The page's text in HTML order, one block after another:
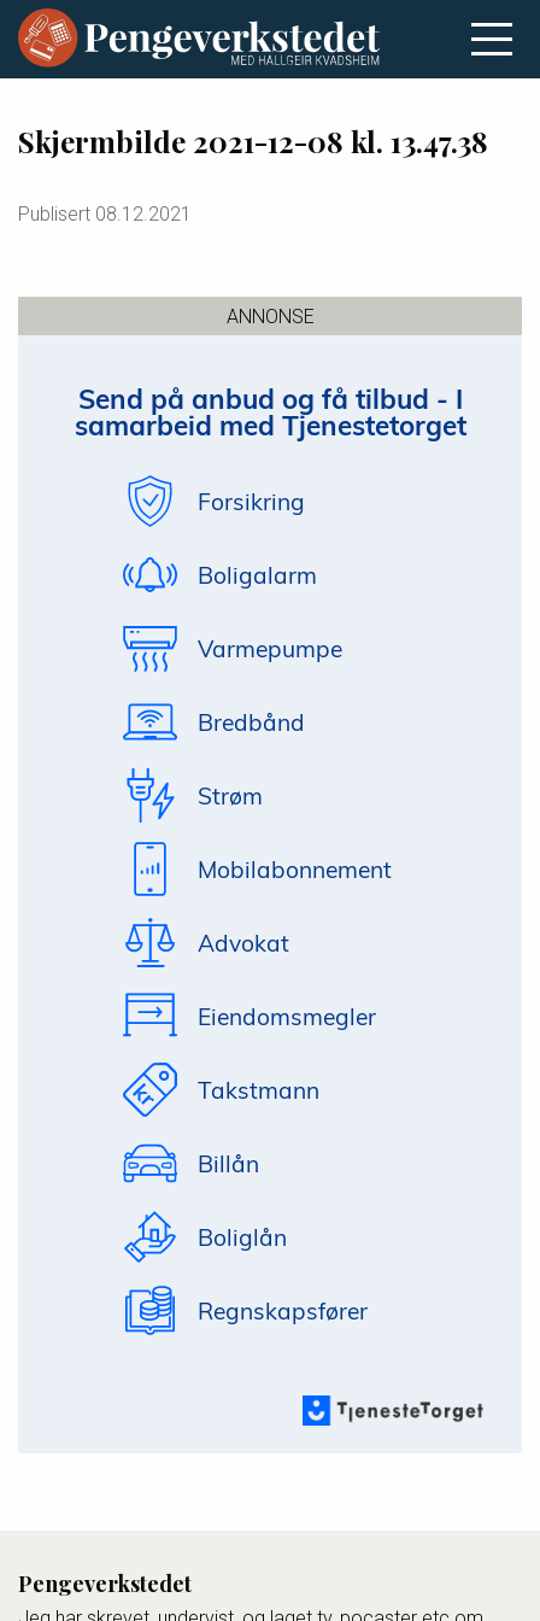
Skjermbilde 2021-12-08 kl. 13.47.38
Publisert 08.12.2021
ANNONSE
Send på anbud og få tilbud - I
samarbeid med Tjenestetorget
Forsikring
Boligalarm
Varmepumpe
Bredbånd
Strøm
Mobilabonnement
Advokat
Eiendomsmegler
Takstmann
Billån
Boliglån
Regnskapsfører
Pengeverkstedet